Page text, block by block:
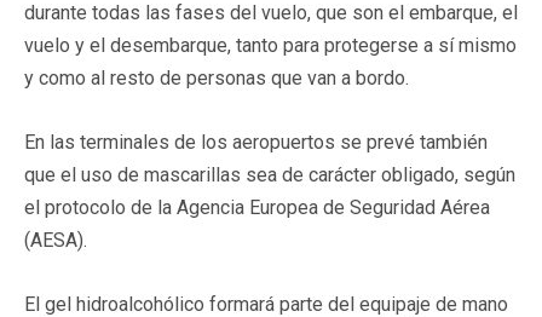
durante todas las fases del vuelo, que son el embarque, el
vuelo y el desembarque, tanto para protegerse a sí mismo
y como al resto de personas que van a bordo.
En las terminales de los aeropuertos se prevé también
que el uso de mascarillas sea de carácter obligado, según
el protocolo de la Agencia Europea de Seguridad Aérea
(AESA).
El gel hidroalcohólico formará parte del equipaje de mano